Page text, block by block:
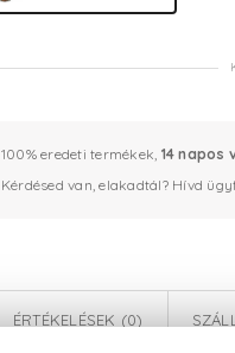
100% eredeti termékek, 14 napos
Kérdésed van, elakadtál? Hívd
ÉRTÉKELÉSEK (0)